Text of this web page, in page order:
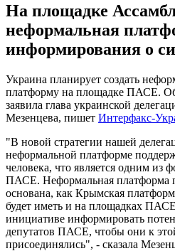
На площадке
неформальная
информирования о
Украина планирует создать
платформу на площадке ПАСЕ. Об
заявила глава украинской
Мезенцева, пишет Интерфакс-
"В новой стратегии нашей
неформальной платформе
человека, что является одним из
ПАСЕ. Неформальная платформа
основана, как Крымская
будет иметь и на площадках
инициативе информировать
депутатов ПАСЕ, чтобы они к
присоединялись", - сказала